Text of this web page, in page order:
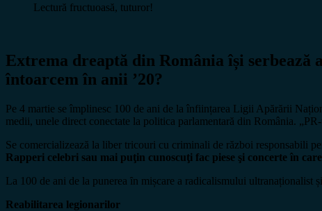
Lectură fructuoasă, tuturor!
Extrema dreaptă din România își
întoarcem în anii ’20?
Pe 4 martie se împlinesc 100 de ani de la înființarea Ligii Apărării
medii, unele direct conectate la politica parlamentară din România.
Se comercializează la liber tricouri cu criminali de război responsabili
Rapperi celebri sau mai puţin cunoscuţi fac piese şi concerte în
La 100 de ani de la punerea ȋn mișcare a radicalismului ultranaționalist
Reabilitarea legionarilor